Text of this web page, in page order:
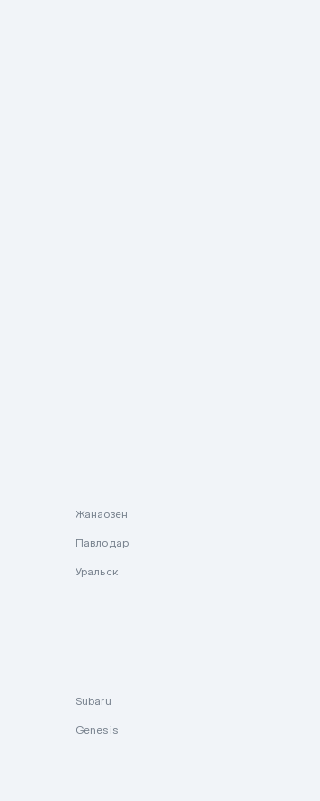
Жанаозен
Павлодар
Уральск
Subaru
Genesis